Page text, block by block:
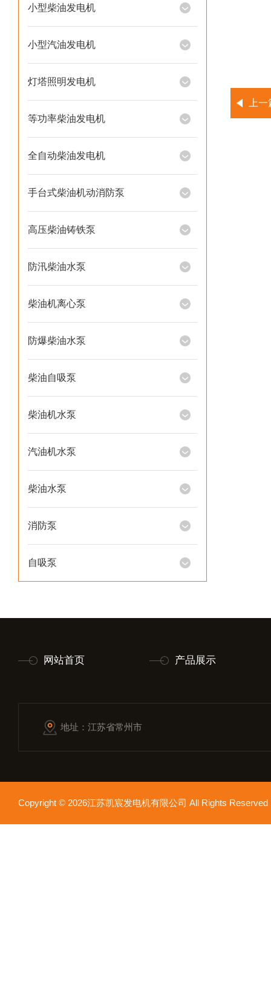
小型柴油发电机
小型汽油发电机
灯塔照明发电机
等功率柴油发电机
全自动柴油发电机
手台式柴油机动消防泵
高压柴油铸铁泵
防汛柴油水泵
柴油机离心泵
防爆柴油水泵
柴油自吸泵
柴油机水泵
汽油机水泵
柴油水泵
消防泵
自吸泵
上
网站首页 产品展示
地址：江苏省常州市
Copyright © 2026江苏凯宸发电机有限公司 All Rights